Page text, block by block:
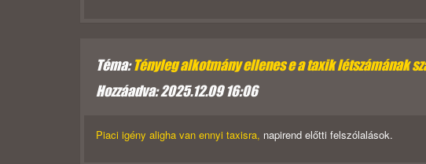
Téma:Tényleg alkotmány ellenes e a taxik létszámának
Hozzáadva: 2025.12.09 16:06
Piaci igény aligha van ennyi taxisra, napirend előtti felszólalások.